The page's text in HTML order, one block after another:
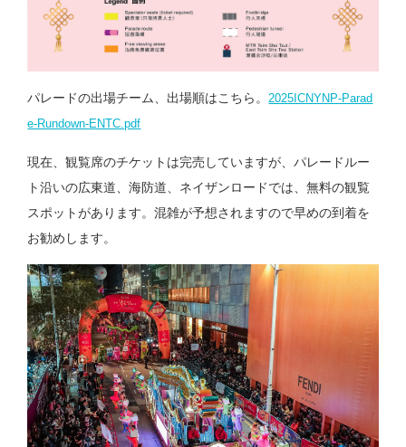
パレードの出場チーム、出場順はこちら。 2025ICNYNP-Parad
e-Rundown-ENTC.pdf
現在、観覧席のチケットは完売していますが、パレードルー
ト沿いの広東道、海防道、ネイザンロードでは、無料の観覧
スポットがあります。混雑が予想されますので早めの到着を
お勧めします。